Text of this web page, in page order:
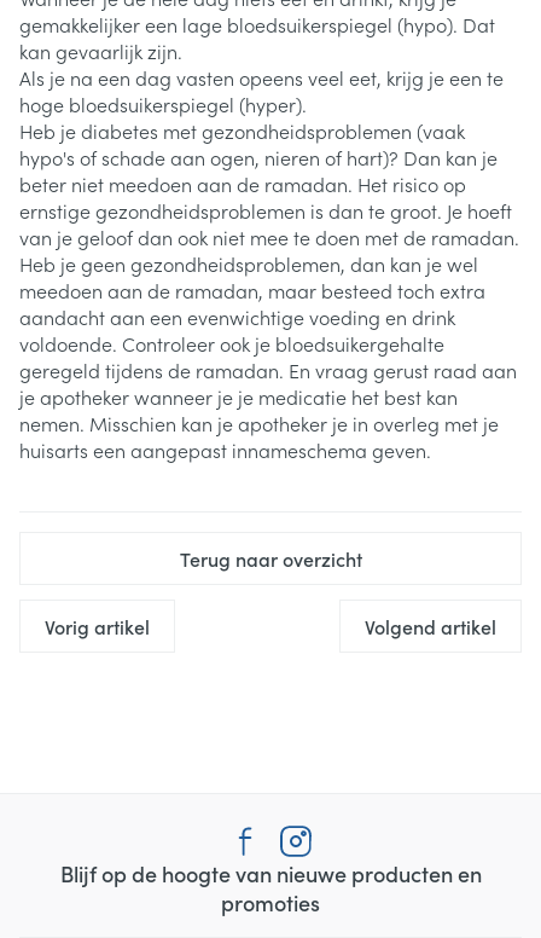
gemakkelijker een lage bloedsuikerspiegel (hypo). Dat
kan gevaarlijk zijn.
Als je na een dag vasten opeens veel eet, krijg je een te
hoge bloedsuikerspiegel (hyper).
Heb je diabetes met gezondheidsproblemen (vaak
hypo's of schade aan ogen, nieren of hart)? Dan kan je
beter niet meedoen aan de ramadan. Het risico op
ernstige gezondheidsproblemen is dan te groot. Je hoeft
van je geloof dan ook niet mee te doen met de ramadan.
Heb je geen gezondheidsproblemen, dan kan je wel
meedoen aan de ramadan, maar besteed toch extra
aandacht aan een evenwichtige voeding en drink
voldoende. Controleer ook je bloedsuikergehalte
geregeld tijdens de ramadan. En vraag gerust raad aan
je apotheker wanneer je je medicatie het best kan
nemen. Misschien kan je apotheker je in overleg met je
huisarts een aangepast innameschema geven.
Terug naar overzicht
Vorig artikel Volgend artikel
Blijf op de hoogte van nieuwe producten en
promoties